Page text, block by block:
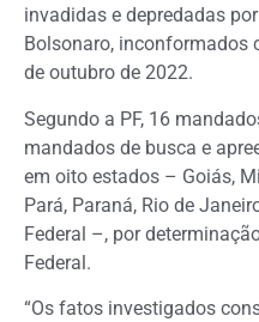
invadidas e depredadas
Bolsonaro, inconformados
de outubro de 2022.
Segundo a PF, 16
mandados de busca e
em oito estados – Goiás,
Pará, Paraná, Rio de
Federal –, por
Federal.
“Os fatos investigados